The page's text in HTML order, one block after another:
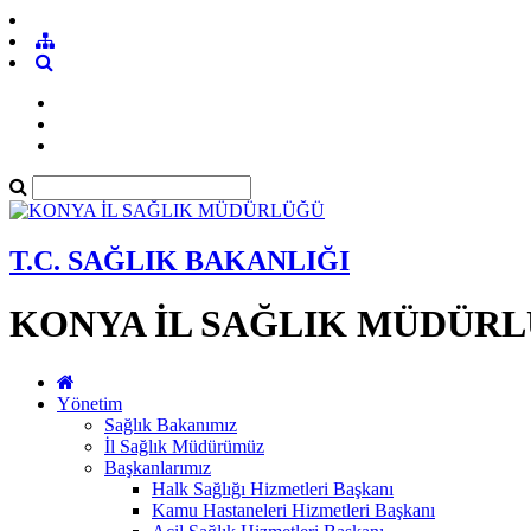
T.C. SAĞLIK BAKANLIĞI
KONYA İL SAĞLIK
Yönetim
Sağlık Bakanımız
İl Sağlık Müdürümüz
Başkanlarımız
Halk Sağlığı Hizmetleri Başkanı
Kamu Hastaneleri Hizmetleri Başkanı